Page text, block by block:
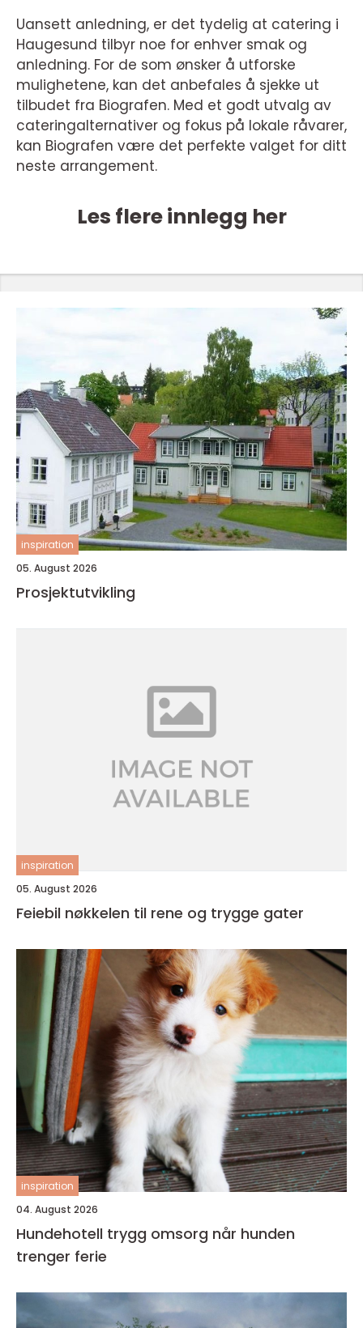
Uansett anledning, er det tydelig at catering i
Haugesund tilbyr noe for enhver smak og
anledning. For de som ønsker å utforske
mulighetene, kan det anbefales å sjekke ut
tilbudet fra Biografen. Med et godt utvalg av
cateringalternativer og fokus på lokale råvarer,
kan Biografen være det perfekte valget for ditt
neste arrangement.
Les flere innlegg her
inspiration
05. August 2026
Prosjektutvikling
inspiration
05. August 2026
Feiebil nøkkelen til rene og trygge gater
inspiration
04. August 2026
Hundehotell trygg omsorg når hunden
trenger ferie